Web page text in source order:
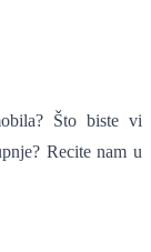
Što biste vi
Recite nam u